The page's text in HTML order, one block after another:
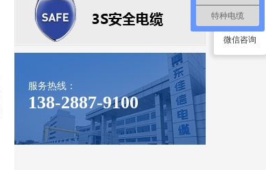
服务热线：
138-2887-9100
微信咨询
特种电缆